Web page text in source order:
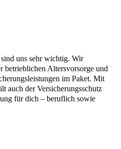
uns sehr wichtig. Wir
betrieblichen Altersvorsorge und
im Paket. Mit
auch der Versicherungsschutz
für dich – beruflich sowie